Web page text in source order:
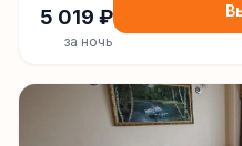
5 019 ₽
за ночь